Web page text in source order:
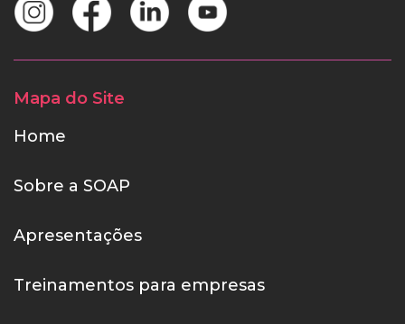
Mapa do Site
Home
Sobre a SOAP
Apresentações
Treinamentos para empresas